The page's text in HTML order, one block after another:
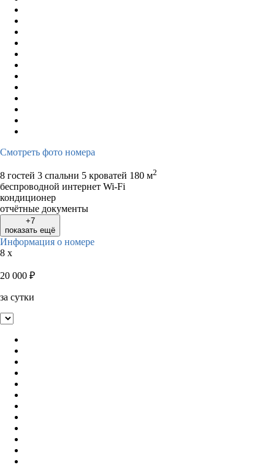
Смотреть фото номера
8 гостей 3 спальни 5 кроватей 180 м2
беспроводной интернет Wi-Fi
кондиционер
отчётные документы
+7
показать ещё
Информация о номере
8 x
20 000 ₽
за сутки